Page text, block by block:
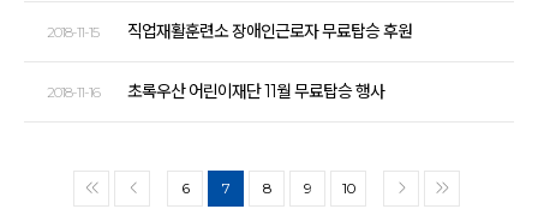
2018-11-15 직업재활훈련소 장애인근로자 무료탑승 후원
2018-11-16 초록우산 어린이재단 11월 무료탑승 행사
<< < 6 7 8 9 10 > >>